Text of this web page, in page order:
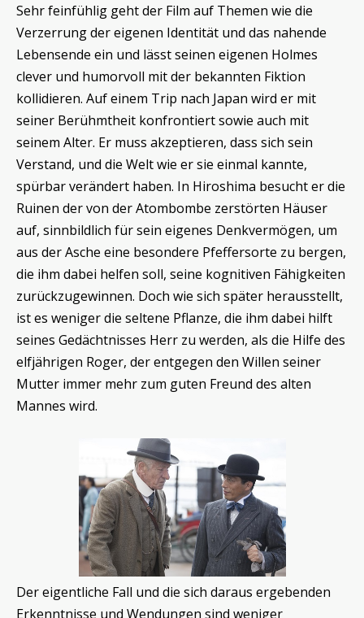
Sehr feinfühlig geht der Film auf Themen wie die
Verzerrung der eigenen Identität und das nahende
Lebensende ein und lässt seinen eigenen Holmes
clever und humorvoll mit der bekannten Fiktion
kollidieren. Auf einem Trip nach Japan wird er mit
seiner Berühmtheit konfrontiert sowie auch mit
seinem Alter. Er muss akzeptieren, dass sich sein
Verstand, und die Welt wie er sie einmal kannte,
spürbar verändert haben. In Hiroshima besucht er die
Ruinen der von der Atombombe zerstörten Häuser
auf, sinnbildlich für sein eigenes Denkvermögen, um
aus der Asche eine besondere Pfeffersorte zu bergen,
die ihm dabei helfen soll, seine kognitiven Fähigkeiten
zurückzugewinnen. Doch wie sich später herausstellt,
ist es weniger die seltene Pflanze, die ihm dabei hilft
seines Gedächtnisses Herr zu werden, als die Hilfe des
elfjährigen Roger, der entgegen den Willen seiner
Mutter immer mehr zum guten Freund des alten
Mannes wird.
Der eigentliche Fall und die sich daraus ergebenden
Erkenntnisse und Wendungen sind weniger